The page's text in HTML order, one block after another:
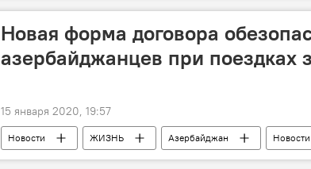
Новая форма договора
азербайджанцев при поездках
15 января 2020, 19:57
Новости ЖИЗНЬ Азербайджан
Турист
фирма поездка за рубежом